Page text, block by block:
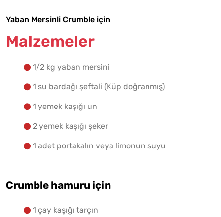
Yaban Mersinli Crumble için
Malzemeler
1/2 kg yaban mersini
1 su bardağı şeftali (Küp doğranmış)
1 yemek kaşığı un
2 yemek kaşığı şeker
1 adet portakalın veya limonun suyu
Crumble hamuru için
1 çay kaşığı tarçın